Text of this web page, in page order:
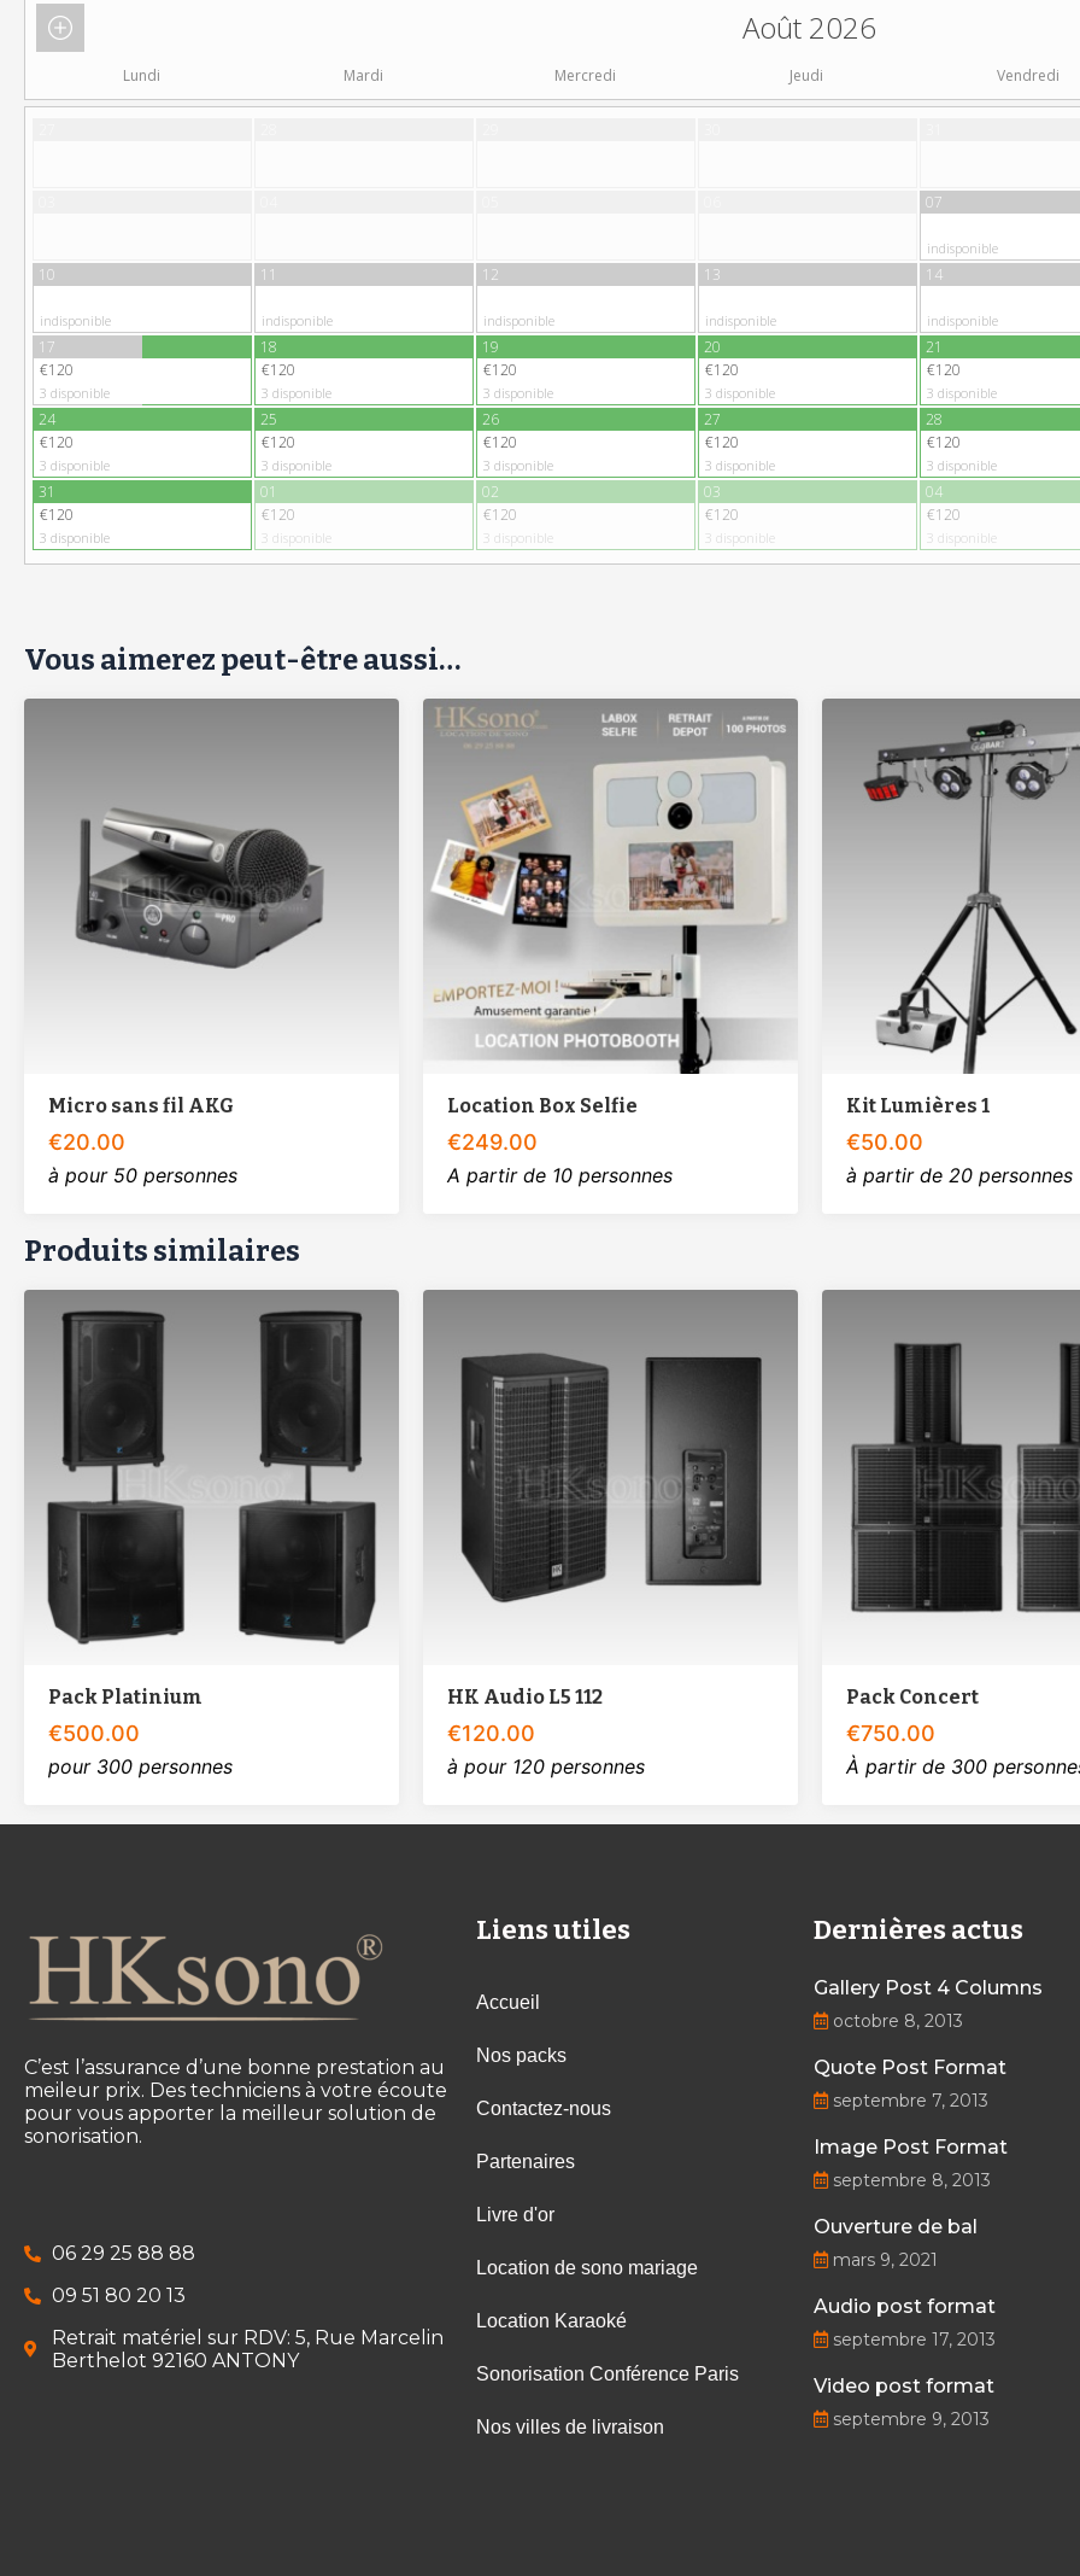
Août 2026
Lundi Mardi Mercredi Jeudi Vendredi
07
indisponible
10
indisponible
11
indisponible
12
indisponible
13
indisponible
14
indisponible
17
€120
3 disponible
18
€120
3 disponible
19
€120
3 disponible
20
€120
3 disponible
21
€120
3 disponible
24
€120
3 disponible
25
€120
3 disponible
26
€120
3 disponible
27
€120
3 disponible
28
€120
3 disponible
31
€120
3 disponible
01
€120
3 disponible
02
€120
3 disponible
03
€120
3 disponible
04
€120
3 disponible
Vous aimerez peut-être aussi…
à pour 50 personnes
Micro sans fil AKG
€20.00
A partir de 10 personnes
Location Box Selfie
€249.00
à partir de 20 personnes
Kit Lumières 1
€50.00
Produits similaires
pour 300 personnes
Pack Platinium
€500.00
à pour 120 personnes
HK Audio L5 112
€120.00
À partir de 300
Pack Concert
€750.00
C’est l’assurance d’une bonne prestation au
meileur prix. Des techniciens à votre écoute
pour vous apporter la meilleur solution de
sonorisation.
06 29 25 88 88
09 51 80 20 13
Retrait matériel sur RDV: 5, Rue Marcelin
Berthelot 92160 ANTONY
Liens utiles
Accueil
Nos packs
Contactez-nous
Partenaires
Livre d'or
Location de sono mariage
Location Karaoké
Sonorisation Conférence Paris
Nos villes de livraison
Dernières actus
Gallery Post 4 Columns
octobre 8, 2013
Quote Post Format
septembre 7, 2013
Image Post Format
septembre 8, 2013
Ouverture de bal
mars 9, 2021
Audio post format
septembre 17, 2013
Video post format
septembre 9, 2013